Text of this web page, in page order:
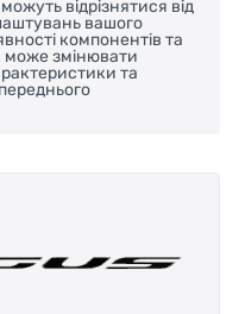
відрізнятися від
вашого
компонентів та
може змінювати
та